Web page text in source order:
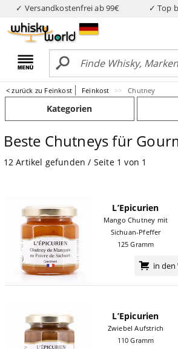
✓ Versandkostenfrei ab 99€ ✓ Top
< zurück zu Feinkost Feinkost Chutney
Kategorien
Beste Chutneys für
12 Artikel gefunden / Seite 1 von 1
L’Epicurien
Mango Chutney mit
Sichuan-Pfeffer
125 Gramm
in den
L’Epicurien
Zwiebel Aufstrich
110 Gramm